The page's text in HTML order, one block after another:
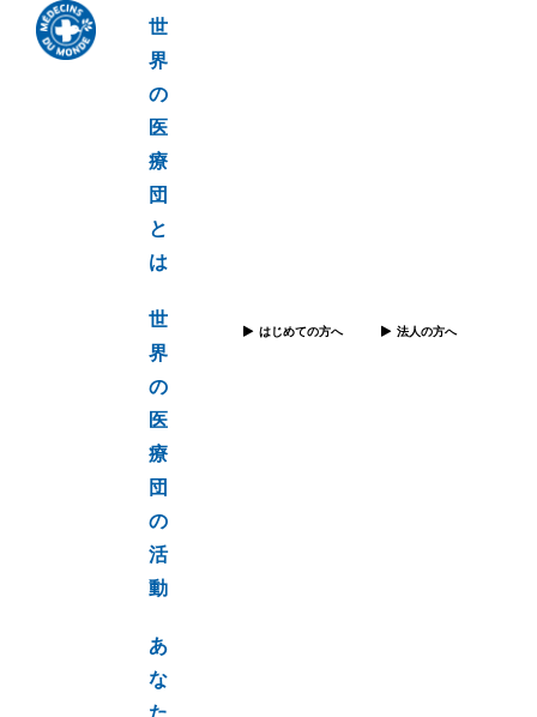
世
界
の
医
療
団
と
は
世
界
の
医
療
団
の
活
動
あ
な
はじめての方へ 法人の方へ